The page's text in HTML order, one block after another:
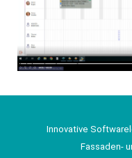
Innovative
Fassaden-